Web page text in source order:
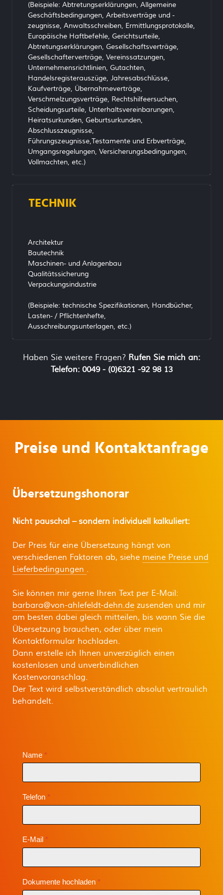
(Beispiele: Abtretungserklärungen, Allgemeine
Geschäftsbedingungen, Arbeitsverträge und -
zeugnisse, Anwaltsschreiben, Ermittlungsprotokolle,
Europäische Haftbefehle, Gerichtsurteile,
Abtretungserklärungen, Gesellschaftsverträge,
Gesellschafterverträge, Vereinssatzungen,
Unternehmensrichtlinien, Gutachten,
Handelsregisterauszüge, Jahresabschlüsse,
Kaufverträge, Übernahmeverträge,
Verschmelzungsverträge, Rechtshilfeersuchen,
Scheidungsurteile, Unterhaltsvereinbarungen,
Heiratsurkunden, Geburtsurkunden,
Abschlusszeugnisse,
Führungszeugnisse,Testamente und Erbverträge,
Umgangsregelungen, Versicherungsbedingungen,
Vollmachten, etc.)
TECHNIK
Architektur
Bautechnik
Maschinen- und Anlagenbau
Qualitätssicherung
Verpackungsindustrie
(Beispiele: technische Spezifikationen, Handbücher,
Lasten- / Pflichtenhefte,
Ausschreibungsunterlagen, etc.)
Haben Sie weitere Fragen? Rufen Sie mich an:
Telefon: 0049 - (0)6321 -92 98 13
Preise und Kontaktanfrage
Übersetzungshonorar
Nicht pauschal – sondern individuell kalkuliert:
Der Preis für eine Übersetzung hängt von
verschiedenen Faktoren ab, siehe meine Preise und
Lieferbedingungen .
Sie können mir gerne Ihren Text per E-Mail:
barbara@von-ahlefeldt-dehn.de zusenden und mir
am besten dabei gleich mitteilen, bis wann Sie die
Übersetzung brauchen, oder über mein
Kontaktformular hochladen.
Dann erstelle ich Ihnen unverzüglich einen
kostenlosen und unverbindlichen
Kostenvoranschlag.
Der Text wird selbstverständlich absolut vertraulich
behandelt.
Name *
Telefon *
E-Mail *
Dokumente hochladen *